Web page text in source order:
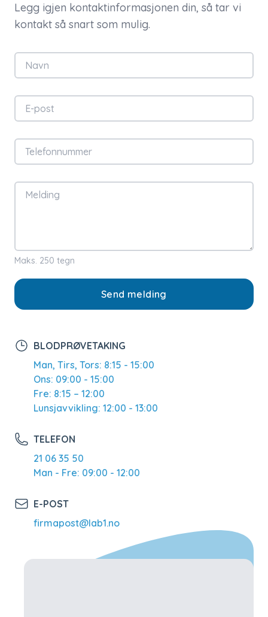
Legg igjen kontaktinformasjonen din, så tar vi
kontakt så snart som mulig.
Navn
E-post
Telefonnummer
Melding
Maks. 250 tegn
Send melding
BLODPRØVETAKING
Man, Tirs, Tors: 8:15 - 15:00
Ons: 09:00 - 15:00
Fre: 8:15 – 12:00
Lunsjavvikling: 12:00 - 13:00
TELEFON
21 06 35 50
Man - Fre: 09:00 - 12:00
E-POST
firmapost@lab1.no